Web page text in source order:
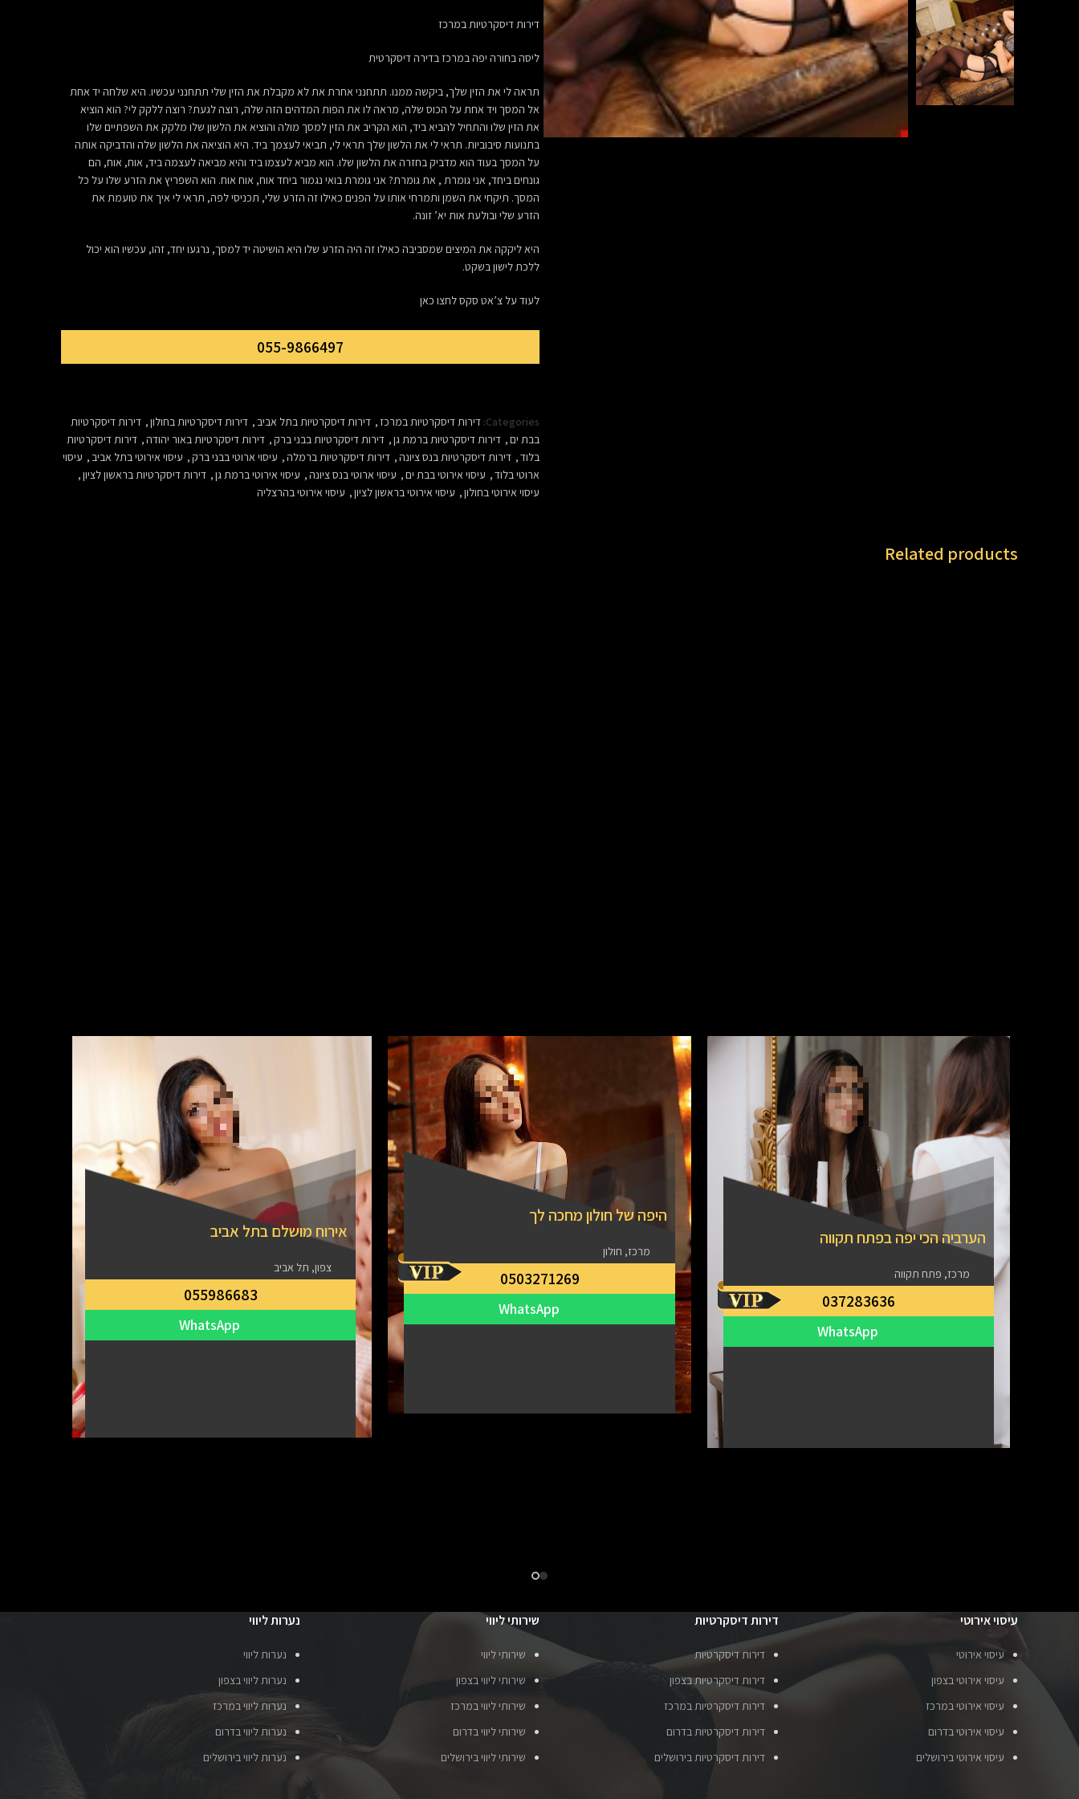
דירות דיסקרטיות במרכז
ליסה בחורה יפה במרכז בדירה דיסקרטית
תראה לי את הזין שלך, ביקשה ממנו. תתחנני אחרת את לא מקבלת את הזין שלי תתחנני עכשיו. היא שלחה יד אחת
אל המסך ויד אחת על הכוס שלה, מראה לו את הפות המדהים הזה שלה, רוצה לגעת? רוצה ללקק לי? הוא הוציא
את הזין שלו והתחיל להביא ביד, הוא הקריב את הזין למסך מולה והוציא את הלשון שלו מלקק את השפתיים שלו
בתנועות סיבוביות. תראי לי את הלשון שלך תראי לי, תביאי לעצמך ביד. היא הוציאה את הלשון שלה והדביקה אותה
על המסך בעוד הוא מדביק בחזרה את הלשון שלו. הוא מביא לעצמו ביד והיא מביאה לעצמה ביד, אוח, אוח, הם
גונחים ביחד, אני גומרת , את גומרת? אני גומרת בואי נגמור ביחד אוח, אוח אוח. הוא השפריץ את הזרע שלו על כל
המסך. תיקחי את השמן ותמרחי אותו על הפנים כאילו זה הזרע שלי, תכניסי לפה, תראי לי איך את טועמת את
הזרע שלי ובולעת אות יא’ זונה.
היא ליקקה את המיצים שמסביבה כאילו זה היה הזרע שלו היא הושיטה יד למסך, נרגעו יחד, זהו, עכשיו הוא יכול
ללכת לישון בשקט.
לעוד על צ’אט סקס לחצו כאן
055-9866497
Categories: דירות דיסקרטיות במרכז, דירות דיסקרטיות בתל אביב, דירות דיסקרטיות בחולון, דירות דיסקרטיות
בבת ים, דירות דיסקרטיות ברמת גן, דירות דיסקרטיות בבני ברק, דירות דיסקרטיות באור יהודה, דירות דיסקרטיות
בלוד, דירות דיסקרטיות בנס ציונה, דירות דיסקרטיות ברמלה, עיסוי ארוטי בבני ברק, עיסוי אירוטי בתל אביב, עיסוי
ארוטי בלוד, עיסוי אירוטי בבת ים, עיסוי ארוטי בנס ציונה, עיסוי אירוטי ברמת גן, דירות דיסקרטיות בראשון לציון,
עיסוי אירוטי בחולון, עיסוי אירוטי בראשון לציון, עיסוי אירוטי בהרצליה
Related products
הערביה הכי יפה בפתח תקווה
מרכז, פתח תקווה
037283636
היפה של חולון מחכה לך
מרכז, חולון
0503271269
אירוח מושלם בתל אביב
צפון, תל אביב
055986683
עיסוי אירוטי
עיסוי אירוטי
עיסוי אירוטי בצפון
עיסוי אירוטי במרכז
עיסוי אירוטי בדרום
עיסוי אירוטי בירושלים
דירות דיסקרטיות
דירות דיסקרטיות
דירות דיסקרטיות בצפון
דירות דיסקרטיות במרכז
דירות דיסקרטיות בדרום
דירות דיסקרטיות בירושלים
שירותי ליווי
שירותי ליווי
שירותי ליווי בצפון
שירותי ליווי במרכז
שירותי ליווי בדרום
שירותי ליווי בירושלים
נערות ליווי
נערות ליווי
נערות ליווי בצפון
נערות ליווי במרכז
נערות ליווי בדרום
נערות ליווי בירושלים